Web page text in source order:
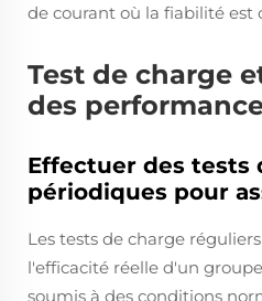
de courant où la fiabilité est
Test de charge
des
Effectuer des tests
périodiques pour
Les tests de charge
l'efficacité réelle d'un
soumis à des conditions